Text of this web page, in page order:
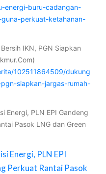
energi-buru-cadangan-
perkuat-ketahanan-
IKN, PGN Siapkan
102511864509/dukung
siapkan-jargas-rumah-
Energi, PLN EPI Gandeng
Pasok LNG dan Green
Energi, PLN EPI
Perkuat Rantai Pasok